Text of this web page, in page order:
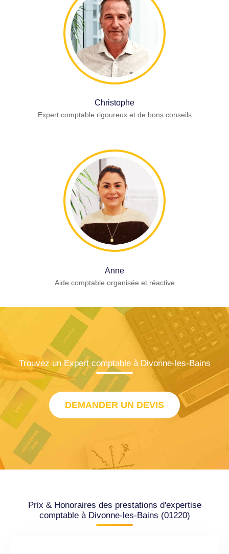
Christophe
Expert comptable rigoureux et de bons conseils
Anne
Aide comptable organisée et réactive
Trouvez un Expert comptable à Divonne-les-Bains
DEMANDER UN DEVIS
Prix & Honoraires des prestations d'expertise
comptable à Divonne-les-Bains (01220)